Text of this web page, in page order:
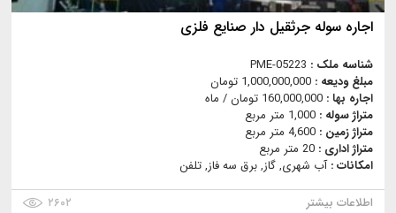
اجاره سوله جرثقیل دار صنایع فلزی
شناسه ملک : PME-05223
مبلغ ودیعه : 1,000,000,000 تومان
اجاره بها : 160,000,000 تومان / ماه
متراژ سوله : 1,000 متر مربع
متراژ زمین : 4,600 متر مربع
متراژ اداری : 20 متر مربع
امکانات :آب شهری, گاز, برق سه فاز, تلفن
اطلاعات بیشتر
۲۶۰۲